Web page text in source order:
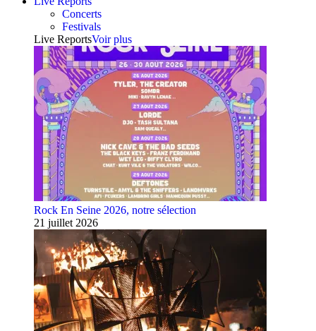
Concerts
Festivals
Live ReportsVoir plus
Rock En Seine 2026, notre sélection
21 juillet 2026